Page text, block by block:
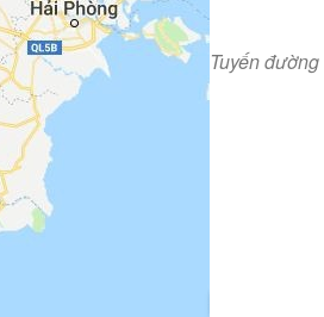
Tuyến